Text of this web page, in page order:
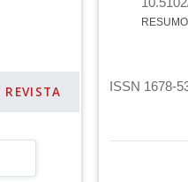
RESUMO
ISSN 1678-